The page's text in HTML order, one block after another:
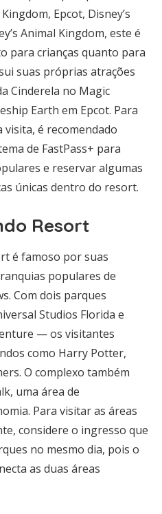
Epcot, Disney’s
Animal Kingdom, este é
para crianças quanto para
suas próprias atrações
Cinderela no Magic
Earth em Epcot. Para
é recomendado
de FastPass+ para
e reservar algumas
únicas dentro do resort.
Resort
é famoso por suas
populares de
Com dois parques
Studios Florida e
— os visitantes
como Harry Potter,
O complexo também
uma área de
Para visitar as áreas
considere o ingresso que
no mesmo dia, pois o
as duas áreas